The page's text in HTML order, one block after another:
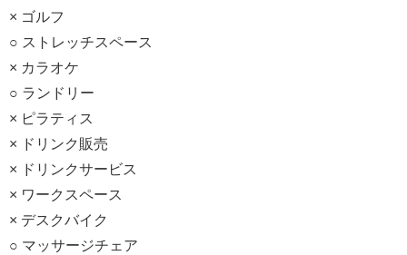
× ゴルフ
○ ストレッチスペース
× カラオケ
○ ランドリー
× ピラティス
× ドリンク販売
× ドリンクサービス
× ワークスペース
× デスクバイク
○ マッサージチェア